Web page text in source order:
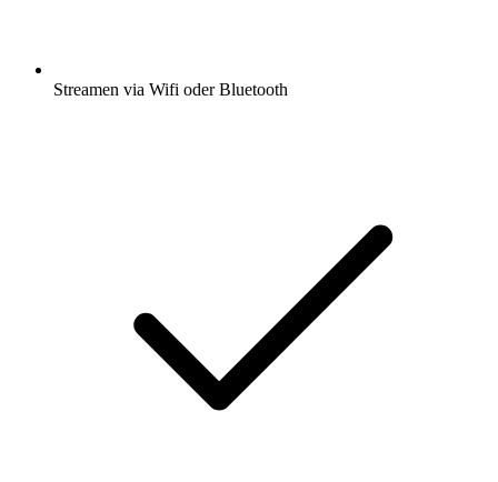
Streamen via Wifi oder Bluetooth